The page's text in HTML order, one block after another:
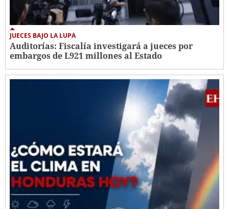
JUECES BAJO LA LUPA
Auditorías: Fiscalía investigará a jueces por
embargos de L921 millones al Estado